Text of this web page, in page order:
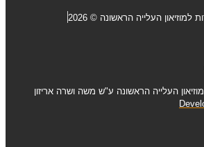
למוזיאון העלייה הראשונה © 2026
העלייה הראשונה ע"ש משה ושרה אריזון